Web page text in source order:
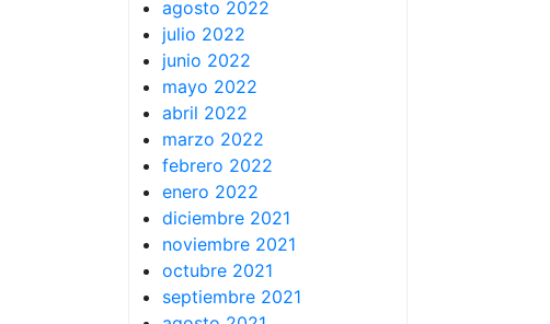
agosto 2022
julio 2022
junio 2022
mayo 2022
abril 2022
marzo 2022
febrero 2022
enero 2022
diciembre 2021
noviembre 2021
octubre 2021
septiembre 2021